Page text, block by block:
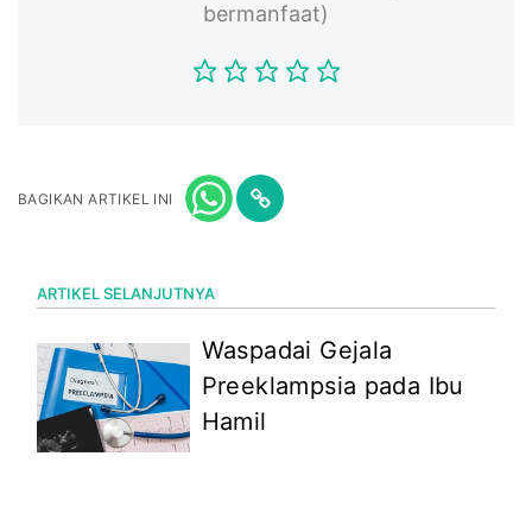
bermanfaat)
BAGIKAN ARTIKEL INI
ARTIKEL SELANJUTNYA
Waspadai Gejala
Preeklampsia pada Ibu
Hamil